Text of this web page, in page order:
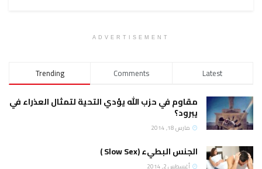
ADVERTISEMENT
Trending Comments Latest
مقاوم في حزب الله يؤدي التحية لتمثال العذراء في
يبرود؟
مارس 18, 2014
الجنس البطيء (Slow Sex )
أغسطس 2, 2014